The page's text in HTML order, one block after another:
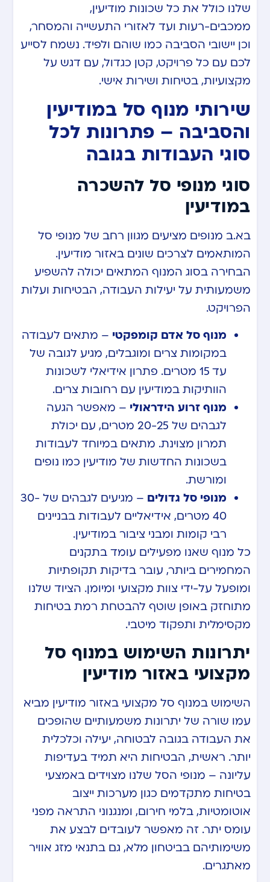
שלנו כולל את כל שכונות מודיעין,
ממכבים-רעות ועד לאזורי התעשייה והמסחר,
וכן יישובי הסביבה כמו שוהם ולפיד. נשמח לסייע
לכם עם כל פרויקט, קטן כגדול, עם דגש על
מקצועיות, בטיחות ושירות אישי.
שירותי מנוף סל במודיעין
והסביבה – פתרונות לכל
סוגי העבודות בגובה
סוגי מנופי סל להשכרה
במודיעין
בא.ב מנופים מציעים מגוון רחב של מנופי סל
המותאמים לצרכים שונים באזור מודיעין.
הבחירה בסוג המנוף המתאים יכולה להשפיע
משמעותית על יעילות העבודה, הבטיחות ועלות
הפרויקט.
מנוף סל אדם קומפקטי – מתאים לעבודה
במקומות צרים ומוגבלים, מגיע לגובה של
עד 15 מטרים. פתרון אידיאלי לשכונות
הוותיקות במודיעין עם רחובות צרים.
מנוף זרוע הידראולי – מאפשר הגעה
לגבהים של 20-25 מטרים, עם יכולת
תמרון מצוינת. מתאים במיוחד לעבודות
בשכונות החדשות של מודיעין כמו נופים
ומורשת.
מנופי סל גדולים
– מגיעים לגבהים של 30-
40 מטרים, אידיאליים לעבודות בבניינים
רבי קומות ומבני ציבור במודיעין.
כל מנוף שאנו מפעילים עומד בתקנים
המחמירים ביותר, עובר בדיקות תקופתיות
ומופעל על-ידי צוות מקצועי ומיומן. הציוד שלנו
מתוחזק באופן שוטף להבטחת רמת בטיחות
מקסימלית ותפקוד מיטבי.
יתרונות השימוש במנוף סל
מקצועי באזור מודיעין
השימוש במנוף סל מקצועי באזור מודיעין מביא
עמו שורה של יתרונות משמעותיים שהופכים
את העבודה בגובה לבטוחה, יעילה וכלכלית
יותר. ראשית, הבטיחות היא תמיד בעדיפות
עליונה – מנופי הסל שלנו מצוידים באמצעי
בטיחות מתקדמים כגון מערכות ייצוב
אוטומטיות, בלמי חירום, ומנגנוני התראה מפני
עומס יתר. זה מאפשר לעובדים לבצע את
משימותיהם בביטחון מלא, גם בתנאי מזג אוויר
מאתגרים.